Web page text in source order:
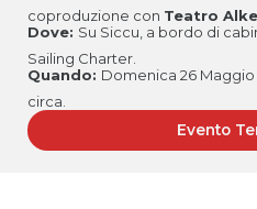
coproduzione con Teatro
Dove: Su Siccu, a bordo di
Sailing Charter.
Quando: Domenica 26 Maggio
circa.
Evento